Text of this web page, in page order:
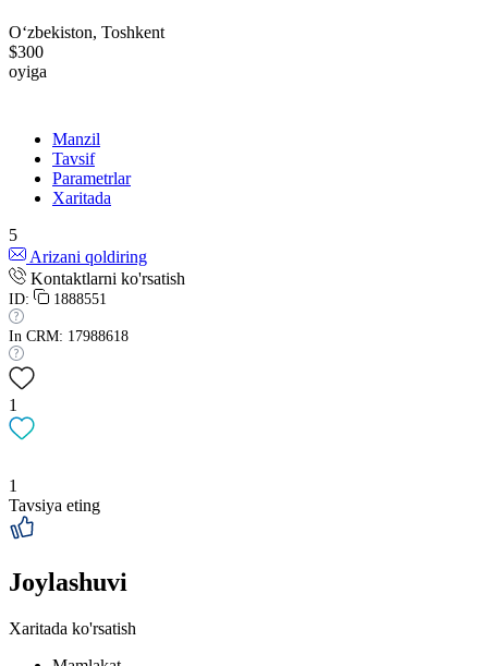
Oʻzbekiston, Toshkent
$300
oyiga
Manzil
Tavsif
Parametrlar
Xaritada
5
Arizani qoldiring
Kontaktlarni ko'rsatish
ID: 1888551
In CRM: 17988618
1
1
Tavsiya eting
Joylashuvi
Xaritada ko'rsatish